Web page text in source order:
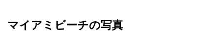
マイアミビーチの写真